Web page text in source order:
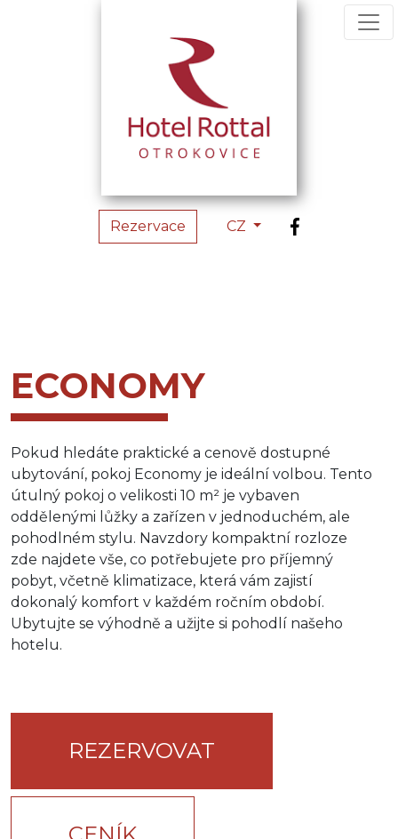
Rezervace CZ
ECONOMY
Pokud hledáte praktické a cenově dostupné
ubytování, pokoj Economy je ideální volbou. Tento
útulný pokoj o velikosti 10 m² je vybaven
oddělenými lůžky a zařízen v jednoduchém, ale
pohodlném stylu. Navzdory kompaktní rozloze
zde najdete vše, co potřebujete pro příjemný
pobyt, včetně klimatizace, která vám zajistí
dokonalý komfort v každém ročním období.
Ubytujte se výhodně a užijte si pohodlí našeho
hotelu.
REZERVOVAT